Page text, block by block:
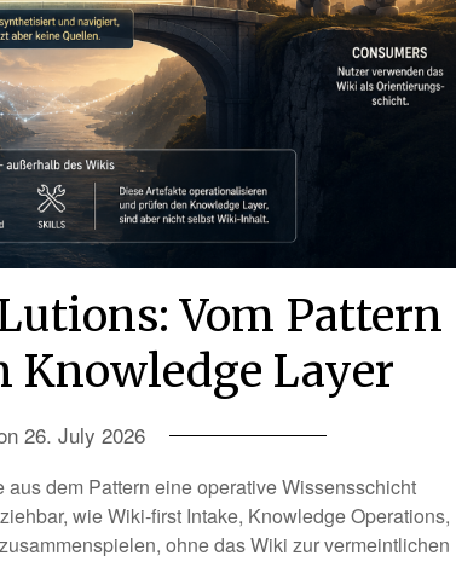
Vom Pattern
Knowledge Layer
26. July 2026
dem Pattern eine operative Wissensschicht
wie Wiki-first Intake, Knowledge Operations,
ohne das Wiki zur vermeintlichen